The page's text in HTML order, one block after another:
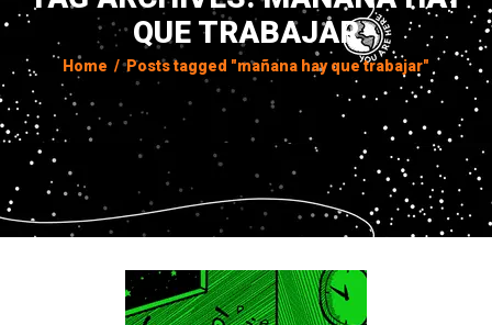
QUE TRABAJAR
Home / Posts tagged "mañana hay que trabajar"